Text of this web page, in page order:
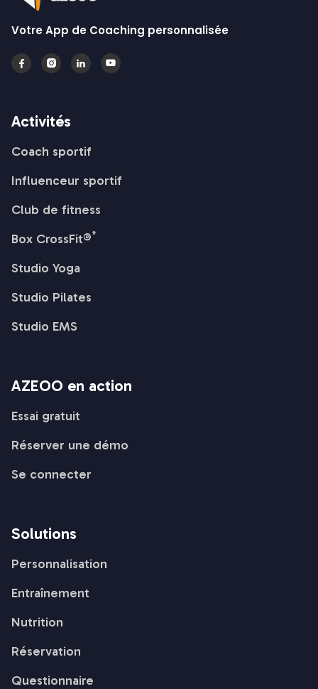
Votre App de Coaching personnalisée
   
Activités
Coach sportif
Influenceur sportif
Club de fitness
Box CrossFit®*
Studio Yoga
Studio Pilates
Studio EMS
AZEOO en action
Essai gratuit
Réserver une démo
Se connecter
Solutions
Personnalisation
Entraînement
Nutrition
Réservation
Questionnaire